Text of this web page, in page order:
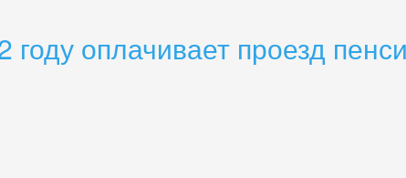
оплачивает проезд